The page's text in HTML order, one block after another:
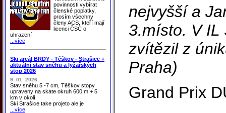
povinnosti vybírat
členské poplatky,
prosím všechny
členy ACS, kteří mají
licenci ČSC o
uhrazení
...více
Ski areál BRDY - Těškov - Strašice +
aktuální stav sněhu a lyžařských
stop 2026
9. 01. 2026
Stav sněhu 5 -7 cm, Těškov stopy
upraveny na skate okruh 600 m + 5
km v okolí
Ski Strašice take projeto ale je
...více
nejvyšší a
3.místo. V IL
zvítězil z
Praha)
Grand Prix